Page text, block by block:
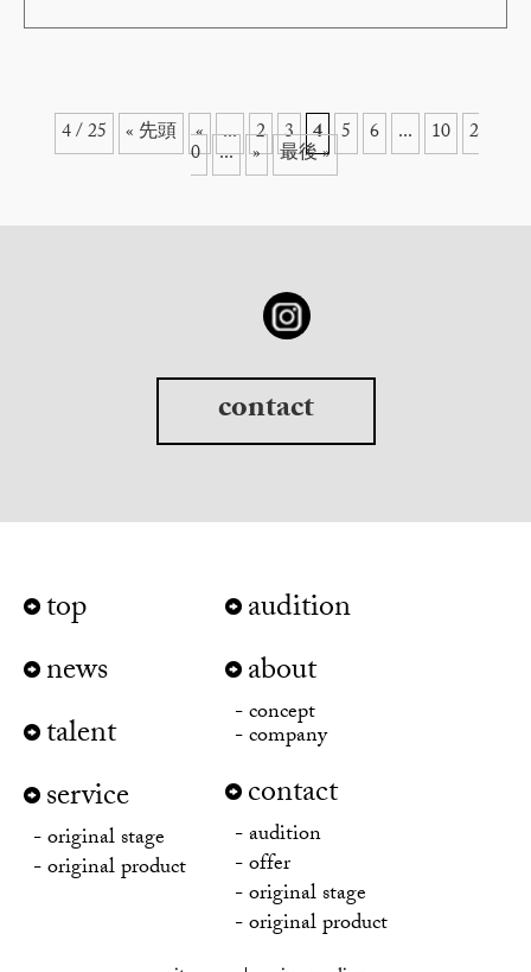
4 / 25 « 先頭 « ... 2 3 4 5 6 ... 10 2
0 ... » 最後 »
contact
top
news
talent
service
original stage
original product
audition
about
concept
company
contact
audition
offer
original stage
original product